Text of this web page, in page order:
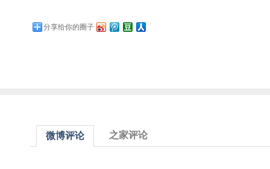
分享给你的圈子
微博评论 之家评论